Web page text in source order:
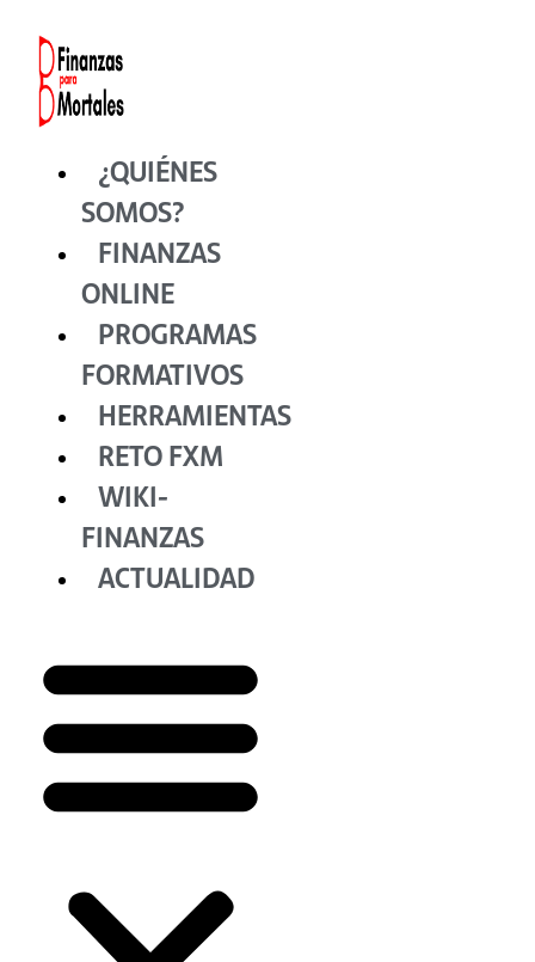
contenido
¿QUIÉNES
SOMOS?
FINANZAS
ONLINE
PROGRAMAS
FORMATIVOS
HERRAMIENTAS
RETO FXM
WIKI-
FINANZAS
ACTUALIDAD